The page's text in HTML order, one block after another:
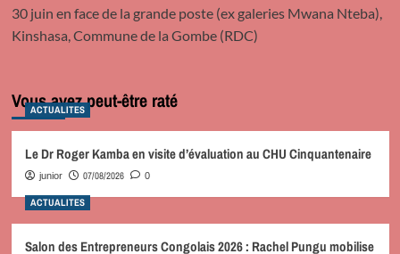
30 juin en face de la grande poste (ex galeries Mwana Nteba),
Kinshasa, Commune de la Gombe (RDC)
Vous avez peut-être raté
ACTUALITES
Le Dr Roger Kamba en visite d’évaluation au CHU Cinquantenaire
junior 07/08/2026 0
ACTUALITES
Salon des Entrepreneurs Congolais 2026 : Rachel Pungu mobilise